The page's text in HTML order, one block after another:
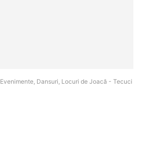
Evenimente, Dansuri, Locuri de Joacă - Tecuci